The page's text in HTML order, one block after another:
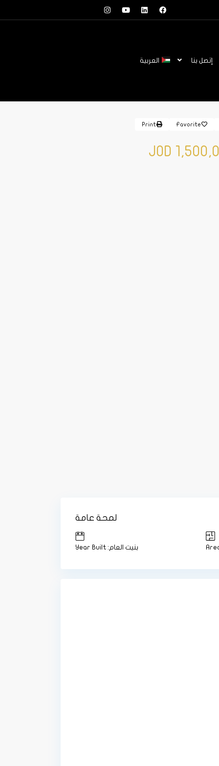
إتصل بنا العربية
Favorite
Print
JOD
لمحة عامة
بنيت العام: Year Built